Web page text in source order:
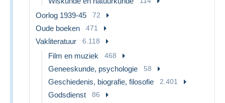
Oorlog 1939-45 72
Oude boeken 471
Vakliteratuur 6.118
Film en muziek 468
Geneeskunde, psychologie 58
Geschiedenis, biografie, filosofie 2.401
Godsdienst 86